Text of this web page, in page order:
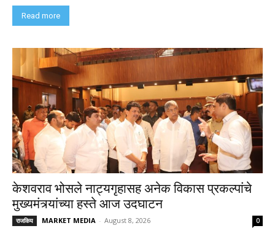
Read more
केशवराव भोसले नाट्यगृहासह अनेक विकास प्रकल्पांचे
मुख्यमंत्र्यांच्या हस्ते आज उदघाटन
राजकिय MARKET MEDIA - August 8, 2026 0